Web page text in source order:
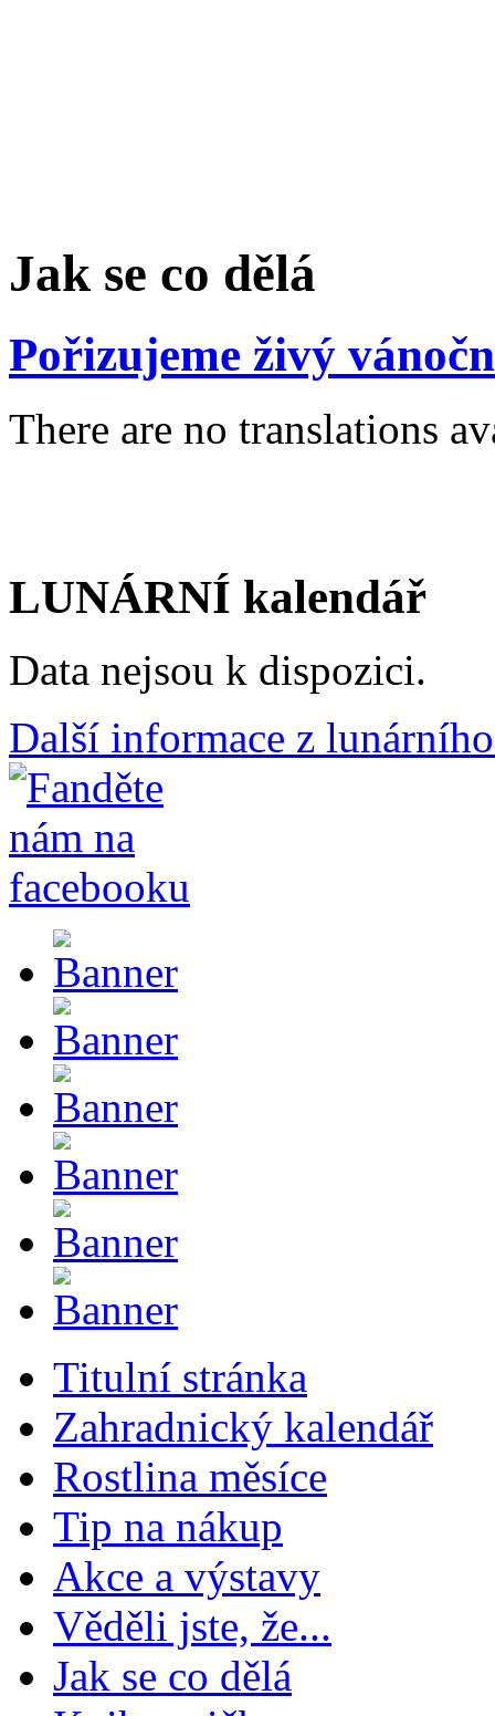
Jak se co dělá
Pořizujeme živý
There are no translations
LUNÁRNÍ kalendář
Data nejsou k dispozici.
Další informace z
Titulní stránka
Zahradnický kalendář
Rostlina měsíce
Tip na nákup
Akce a výstavy
Věděli jste, že...
Jak se co dělá